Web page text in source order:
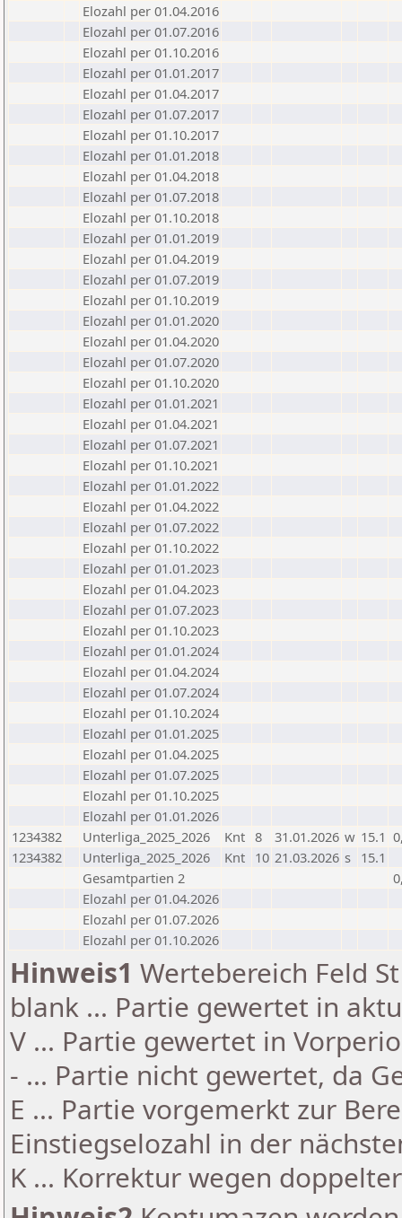
Elozahl per 01.04.2016
Elozahl per 01.07.2016
Elozahl per 01.10.2016
Elozahl per 01.01.2017
Elozahl per 01.04.2017
Elozahl per 01.07.2017
Elozahl per 01.10.2017
Elozahl per 01.01.2018
Elozahl per 01.04.2018
Elozahl per 01.07.2018
Elozahl per 01.10.2018
Elozahl per 01.01.2019
Elozahl per 01.04.2019
Elozahl per 01.07.2019
Elozahl per 01.10.2019
Elozahl per 01.01.2020
Elozahl per 01.04.2020
Elozahl per 01.07.2020
Elozahl per 01.10.2020
Elozahl per 01.01.2021
Elozahl per 01.04.2021
Elozahl per 01.07.2021
Elozahl per 01.10.2021
Elozahl per 01.01.2022
Elozahl per 01.04.2022
Elozahl per 01.07.2022
Elozahl per 01.10.2022
Elozahl per 01.01.2023
Elozahl per 01.04.2023
Elozahl per 01.07.2023
Elozahl per 01.10.2023
Elozahl per 01.01.2024
Elozahl per 01.04.2024
Elozahl per 01.07.2024
Elozahl per 01.10.2024
Elozahl per 01.01.2025
Elozahl per 01.04.2025
Elozahl per 01.07.2025
Elozahl per 01.10.2025
Elozahl per 01.01.2026
1234382
Unterliga_2025_2026 Knt 8 31.01.2026 w 15.1
1234382
Unterliga_2025_2026 Knt 10 21.03.2026 s 15.1
Gesamtpartien 2
Elozahl per 01.04.2026
Elozahl per 01.07.2026
Elozahl per 01.10.2026
Hinweis1 Wertebereich Feld
blank ... Partie gewertet in
V ... Partie gewertet in
- ... Partie nicht gewertet, da
E ... Partie vorgemerkt zur
Einstiegselozahl in der
K ... Korrektur wegen